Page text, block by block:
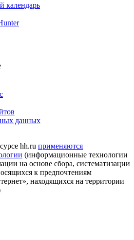
календарь
данных
hh.ru применяются
(информационные технологии
на основе сбора, систематизации
к предпочтениям
находящихся на территории